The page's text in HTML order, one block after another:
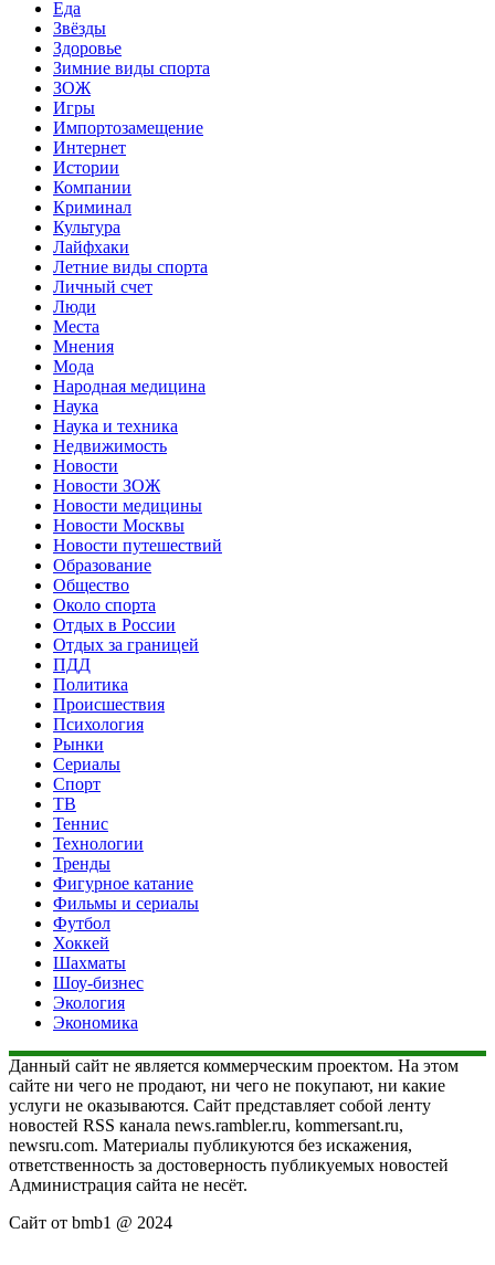
Еда
Звёзды
Здоровье
Зимние виды спорта
ЗОЖ
Игры
Импортозамещение
Интернет
Истории
Компании
Криминал
Культура
Лайфхаки
Летние виды спорта
Личный счет
Люди
Места
Мнения
Мода
Народная медицина
Наука
Наука и техника
Недвижимость
Новости
Новости ЗОЖ
Новости медицины
Новости Москвы
Новости путешествий
Образование
Общество
Около спорта
Отдых в России
Отдых за границей
ПДД
Политика
Происшествия
Психология
Рынки
Сериалы
Спорт
ТВ
Теннис
Технологии
Тренды
Фигурное катание
Фильмы и сериалы
Футбол
Хоккей
Шахматы
Шоу-бизнес
Экология
Экономика
Данный сайт не является коммерческим проектом. На этом
сайте ни чего не продают, ни чего не покупают, ни какие
услуги не оказываются. Сайт представляет собой ленту
новостей RSS канала news.rambler.ru, kommersant.ru,
newsru.com. Материалы публикуются без искажения,
ответственность за достоверность публикуемых новостей
Администрация сайта не несёт.
Сайт от bmb1 @ 2024